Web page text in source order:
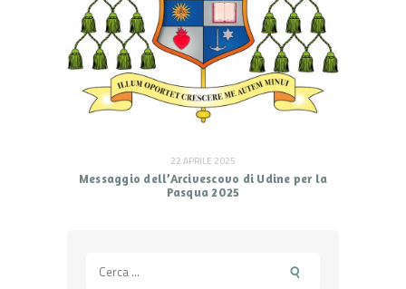
22 APRILE 2025
Messaggio dell’Arcivescovo di Udine per la
Pasqua 2025
per: